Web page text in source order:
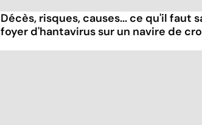
Décès, risques, causes... ce qu'il faut
foyer d'hantavirus sur un navire de